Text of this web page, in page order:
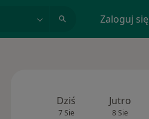
Zaloguj się
Dziś
7 Sie
Jutro
8 Sie